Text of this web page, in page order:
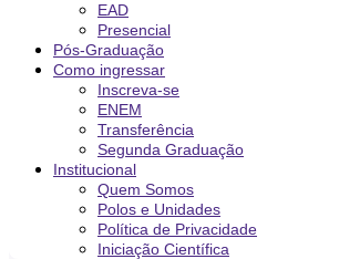
EAD
Presencial
Pós-Graduação
Como ingressar
Inscreva-se
ENEM
Transferência
Segunda Graduação
Institucional
Quem Somos
Polos e Unidades
Política de Privacidade
Iniciação Científica